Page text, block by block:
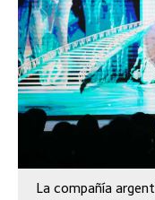
La compañía